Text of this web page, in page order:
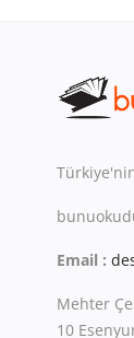
Email :
Mehter
10